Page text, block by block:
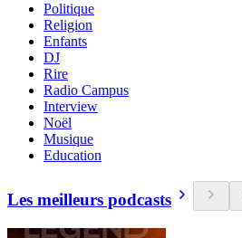
Politique
Religion
Enfants
DJ
Rire
Radio Campus
Interview
Noël
Musique
Education
Les meilleurs podcasts